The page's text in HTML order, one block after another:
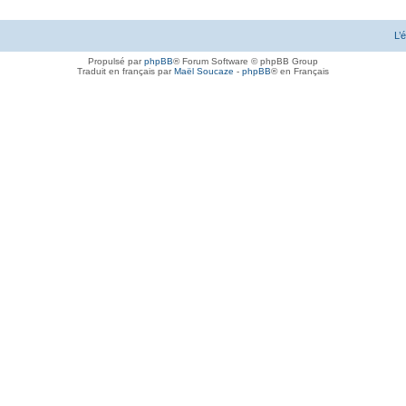
Propulsé parphpBB® Forum Software © phpBB Group
Traduit en français parMaël Soucaze - phpBB® en Français